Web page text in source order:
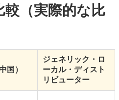
（実際的な比
国）
ジェネリック・ロ
ーカル・ディスト
リビューター